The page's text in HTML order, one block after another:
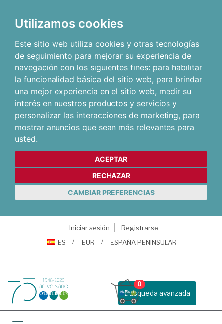
Utilizamos cookies
Este sitio web utiliza cookies y otras tecnologías
de seguimiento para mejorar su experiencia de
navegación con los siguientes fines: para habilitar
la funcionalidad básica del sitio web, para brindar
una mejor experiencia en el sitio web, medir su
interés en nuestros productos y servicios y
personalizar las interacciones de marketing, para
mostrar anuncios que sean más relevantes para
usted.
ACEPTAR
RECHAZAR
CAMBIAR PREFERENCIAS
Iniciar sesión
Registrarse
ES
EUR ESPAÑA PENINSULAR
Busqueda avanzada
0